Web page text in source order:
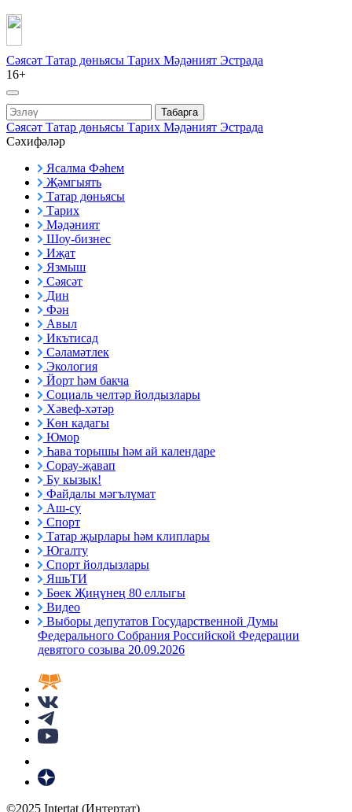
Сәясәт Татар дөньясы Тарих Мәдәният Эстрада
16+
Табарга
Сәясәт Татар дөньясы Тарих Мәдәният Эстрада
Сәхифәләр
Ясалма Фәһем
Җәмгыять
Татар дөньясы
Тарих
Мәдәният
Шоу-бизнес
Иҗат
Язмыш
Сәясәт
Дин
Фән
Авыл
Икътисад
Сәламәтлек
Экология
Йорт һәм бакча
Социаль челтәр йолдызлары
Хәвеф-хәтәр
Көн кадагы
Юмор
Һава торышы һәм ай календаре
Сорау-җавап
Бу кызык!
Файдалы мәгълүмат
Аш-су
Спорт
Татар җырлары һәм клиплары
Югалту
Спорт йолдызлары
ЯшьТИ
Бөек Җиңүнең 80 еллыгы
Видео
Выборы депутатов Государственной Думы
Федерального Собрания Российской Федерации
девятого созыва 20.09.2026
©2025 Intertat (Интертат)